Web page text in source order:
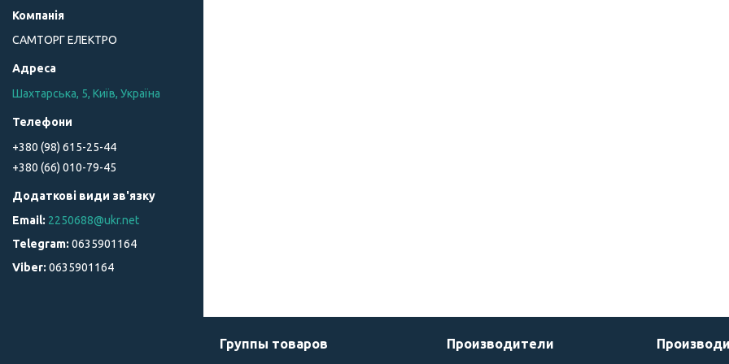
САМТОРГ ЕЛЕКТРО
Шахтарська, 5, Київ, Україна
+380 (98) 615-25-44
+380 (66) 010-79-45
2250688@ukr.net
0635901164
0635901164
Группы товаров Производители